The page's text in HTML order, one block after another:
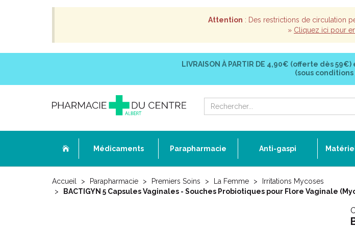
Attention : Des restrictions de circulation
» Cliquez ici pour
LIVRAISON À PARTIR DE 4,90€ (offerte dès 59€)
(sous
Médicaments Parapharmacie Anti-gaspi
Accueil Parapharmacie Premiers Soins La Femme
Irritations Mycoses
BACTIGYN 5 Capsules Vaginales - Souches Probiotiques pour Flore Vaginale